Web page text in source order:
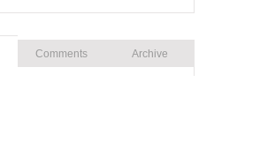
Comments Archive